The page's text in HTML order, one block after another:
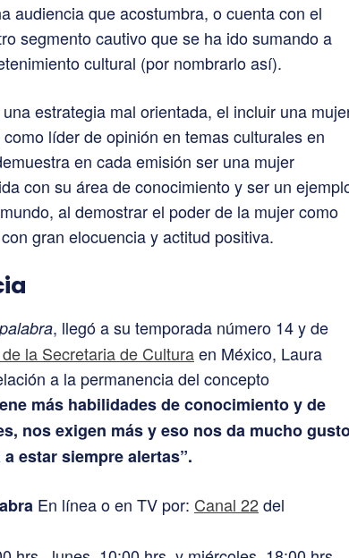
audiencia que acostumbra, o cuenta con el
segmento cautivo que se ha ido sumando a
cultural (por nombrarlo así).
estrategia mal orientada, el incluir una
líder de opinión en temas culturales en
en cada emisión ser una mujer
con su área de conocimiento y ser un
al demostrar el poder de la mujer como
gran elocuencia y actitud positiva.
, llegó a su temporada número 14 y de
la Secretaria de Culturaen México, Laura
a la permanencia del concepto
más habilidades de conocimiento y de
nos exigen más y eso nos da mucho
estar siempre alertas”.
En línea o en TV por: Canal 22 del